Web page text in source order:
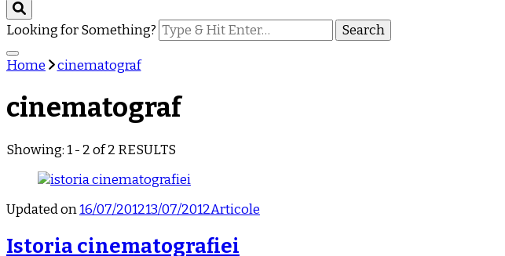
Looking for Something?
Home cinematograf
cinematograf
Showing: 1 - 2 of 2 RESULTS
Updated on16/07/201213/07/2012Articole
Istoria cinematografiei